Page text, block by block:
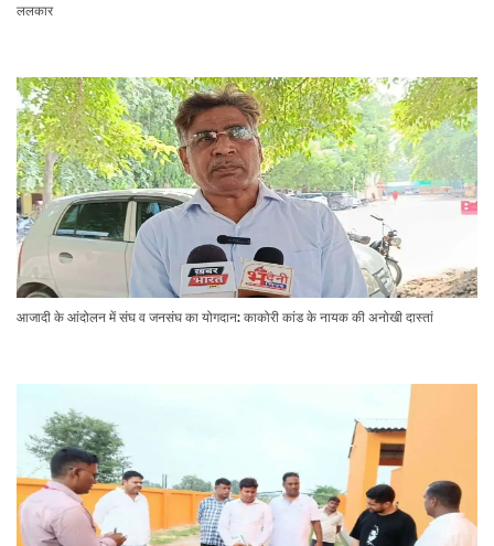
ललकार
आजादी के आंदोलन में संघ व जनसंघ का योगदान: काकोरी कांड के नायक की अनोखी दास्तां